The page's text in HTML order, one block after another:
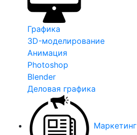
Графика
3D-моделирование
Анимация
Photoshop
Blender
Деловая графика
Маркетинг